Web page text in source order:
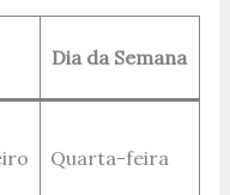
Dia da Semana
Quarta-feira